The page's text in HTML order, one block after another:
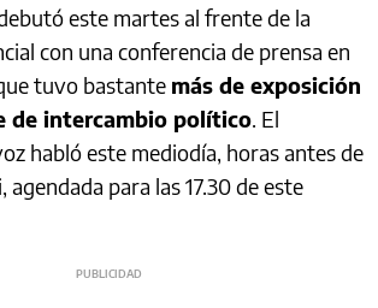
este martes al frente de la
con una conferencia de prensa en
tuvo bastante más de exposición
de intercambio político. El
habló este mediodía, horas antes de
agendada para las 17.30 de este